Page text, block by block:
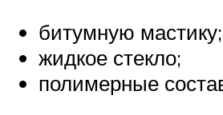
битумную мастику;
жидкое стекло;
полимерные